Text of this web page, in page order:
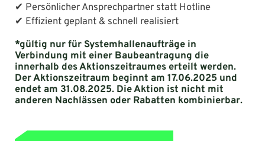
✔ Persönlicher Ansprechpartner statt Hotline
✔ Effizient geplant & schnell realisiert
*gültig nur für Systemhallenaufträge in
Verbindung mit einer Baubeantragung die
innerhalb des Aktionszeitraumes erteilt werden.
Der Aktionszeitraum beginnt am 17.06.2025 und
endet am 31.08.2025. Die Aktion ist nicht mit
anderen Nachlässen oder Rabatten kombinierbar.